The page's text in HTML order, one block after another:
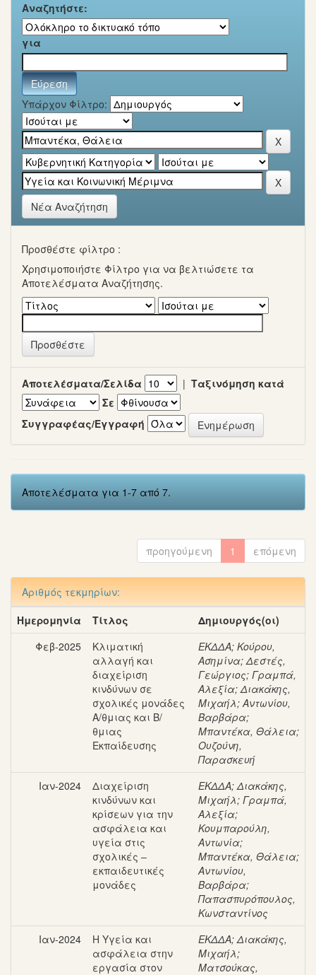
Αναζητήστε:
για
Υπάρχον Φίλτρο:
Νέα Αναζήτηση
Προσθέστε φίλτρο :
Χρησιμοποιήστε Φίλτρο για να βελτιώσετε τα
Αποτελέσματα Αναζήτησης.
Αποτελέσματα/Σελίδα | Ταξινόμηση κατά
Σε
Συγγραφέας/Εγγραφή
Αποτελέσματα για 1-7 από 7.
προηγούμενη 1 επόμενη
Αριθμός τεκμηρίων:
Ημερομηνία
Τίτλος
Δημιουργός(οι)
Φεβ-2025
Κλιματική
αλλαγή και
διαχείριση
κινδύνων σε
σχολικές μονάδες
Α/θμιας και Β/
θμιας
Εκπαίδευσης
ΕΚΔΔΑ; Κούρου,
Ασημίνα;Δεστές,
Γεώργιος; Γραμπά,
Αλεξία;Διακάκης,
Μιχαήλ;Αντωνίου,
Βαρβάρα;
Μπαντέκα, Θάλεια;
Ουζούνη,
Παρασκευή
Ιαν-2024
Διαχείριση
κινδύνων και
κρίσεων για την
ασφάλεια και
υγεία στις
σχολικές –
εκπαιδευτικές
μονάδες
ΕΚΔΔΑ;Διακάκης,
Μιχαήλ; Γραμπά,
Αλεξία;
Κουμπαρούλη,
Αντωνία;
Μπαντέκα, Θάλεια;
Αντωνίου,
Βαρβάρα;
Παπασπυρόπουλος,
Κωνσταντίνος
Ιαν-2024
Η Υγεία και
ασφάλεια στην
εργασία στον
ΕΚΔΔΑ;Διακάκης,
Μιχαήλ;
Ματσούκας,